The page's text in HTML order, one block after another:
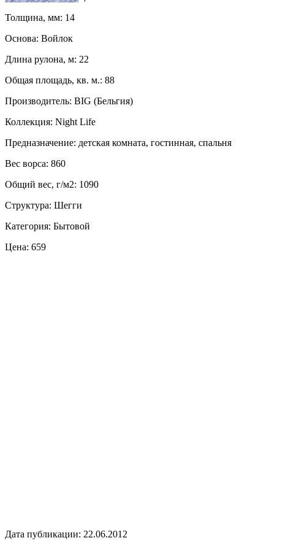
Толщина, мм: 14
Основа: Войлок
Длина рулона, м: 22
Общая площадь, кв. м.: 88
Производитель: BIG (Бельгия)
Коллекция: Night Life
Предназначение: детская комната, гостинная, спальня
Вес ворса: 860
Общий вес, г/м2: 1090
Структура: Шегги
Категория: Бытовой
Цена: 659
Дата публикации: 22.06.2012